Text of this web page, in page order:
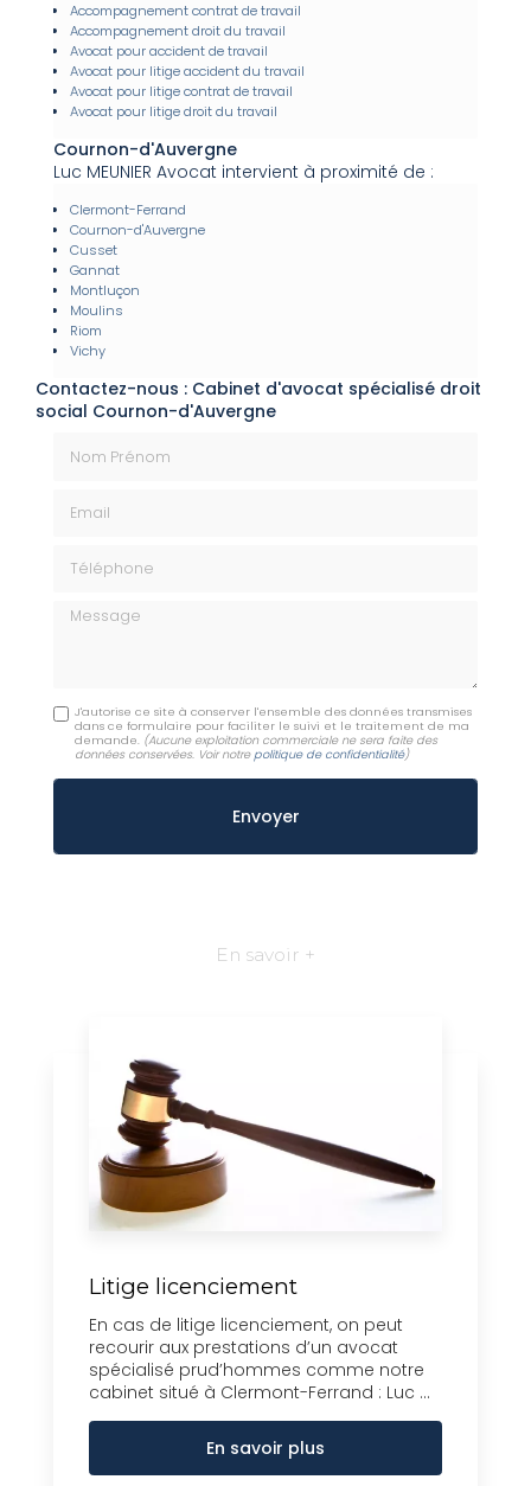
Accompagnement contrat de travail
Accompagnement droit du travail
Avocat pour accident de travail
Avocat pour litige accident du travail
Avocat pour litige contrat de travail
Avocat pour litige droit du travail
Cournon-d'Auvergne
Luc MEUNIER Avocat intervient à proximité de :
Clermont-Ferrand
Cournon-d'Auvergne
Cusset
Gannat
Montluçon
Moulins
Riom
Vichy
Contactez-nous : Cabinet d'avocat spécialisé droit
social Cournon-d'Auvergne
Message
J'autorise ce site à conserver l'ensemble des données transmises
dans ce formulaire pour faciliter le suivi et le traitement de ma
demande. (Aucune exploitation commerciale ne sera faite des
données conservées. Voir notre politique de confidentialité)
En savoir +
Litige licenciement
En cas de litige licenciement, on peut
recourir aux prestations d’un avocat
spécialisé prud’hommes comme notre
cabinet situé à Clermont-Ferrand : Luc ...
En savoir plus